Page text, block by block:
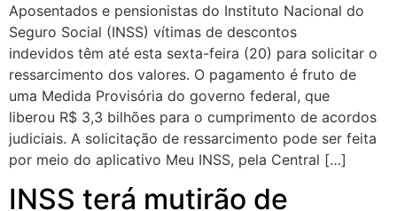
Aposentados e pensionistas do Instituto Nacional do
Seguro Social (INSS) vítimas de descontos
indevidos têm até esta sexta-feira (20) para solicitar o
ressarcimento dos valores. O pagamento é fruto de
uma Medida Provisória do governo federal, que
liberou R$ 3,3 bilhões para o cumprimento de acordos
judiciais. A solicitação de ressarcimento pode ser feita
por meio do aplicativo Meu INSS, pela Central […]
INSS terá mutirão de